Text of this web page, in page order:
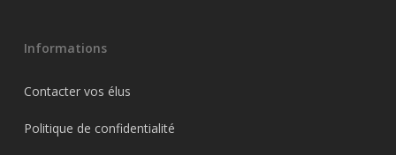
Informations
Contacter vos élus
Politique de confidentialité